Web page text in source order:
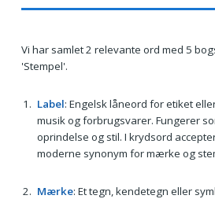
Vi har samlet 2 relevante ord med 5
'Stempel'.
Label: Engelsk låneord for etiket
musik og forbrugsvarer. Fungerer
oprindelse og stil. I krydsord
moderne synonym for mærke og
Mærke: Et tegn, kendetegn eller